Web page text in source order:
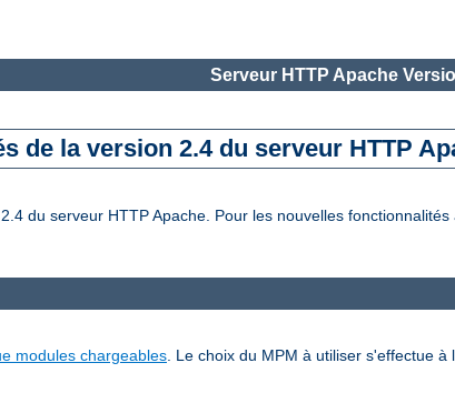
Serveur HTTP Apache
de la version 2.4 du serveur HTTP
du serveur HTTP Apache. Pour les nouvelles
modules chargeables . Le choix du MPM à utiliser s'effectue